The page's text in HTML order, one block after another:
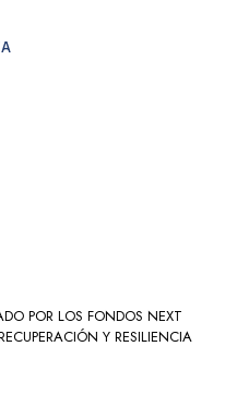
POR LOS FONDOS NEXT
Y RESILIENCIA